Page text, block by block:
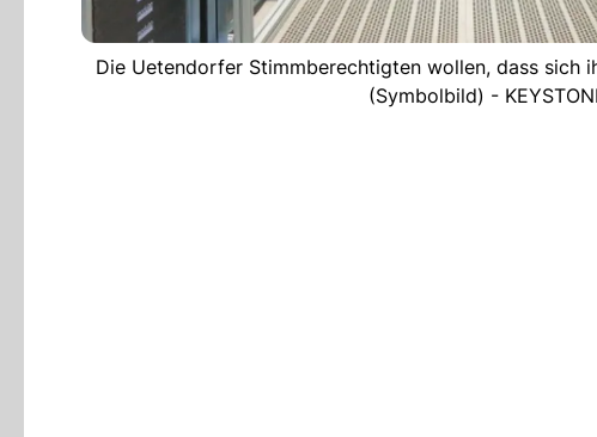
Die Uetendorfer Stimmberechtigten wollen, dass sich
(Symbolbild) -